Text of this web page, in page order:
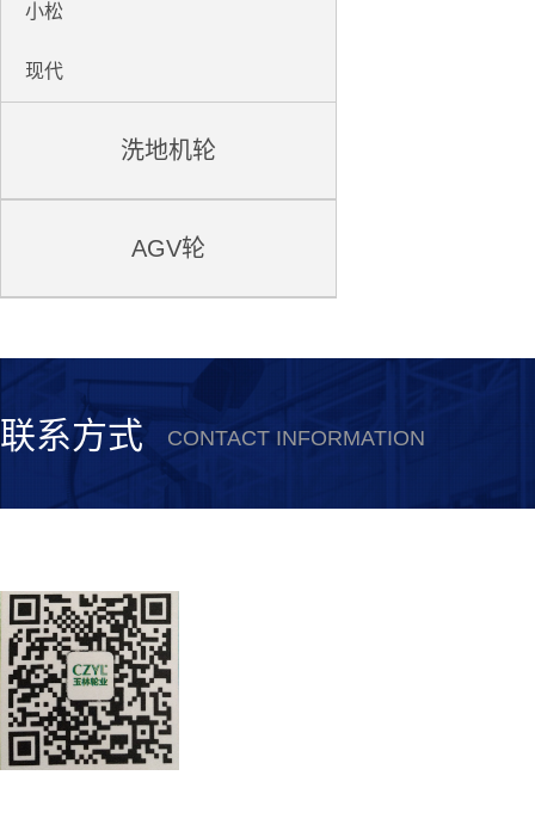
小松
现代
洗地机轮
AGV轮
联系方式 CONTACT INFORMATION